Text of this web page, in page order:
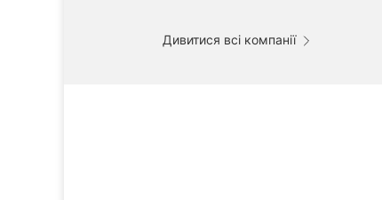
Дивитися всі компанії